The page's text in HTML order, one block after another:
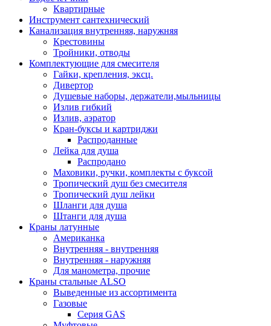
Квартирные
Инструмент сантехнический
Канализация внутренняя, наружняя
Крестовины
Тройники, отводы
Комплектующие для смесителя
Гайки, крепления, эксц.
Дивертор
Душевые наборы, держатели,мыльницы
Излив гибкий
Излив, аэратор
Кран-буксы и картриджи
Распроданные
Лейка для душа
Распродано
Маховики, ручки, комплекты с буксой
Тропический душ без смесителя
Тропический душ лейки
Шланги для душа
Штанги для душа
Краны латунные
Американка
Внутренняя - внутренняя
Внутренняя - наружняя
Для манометра, прочие
Краны стальные ALSO
Выведенные из ассортимента
Газовые
Серия GAS